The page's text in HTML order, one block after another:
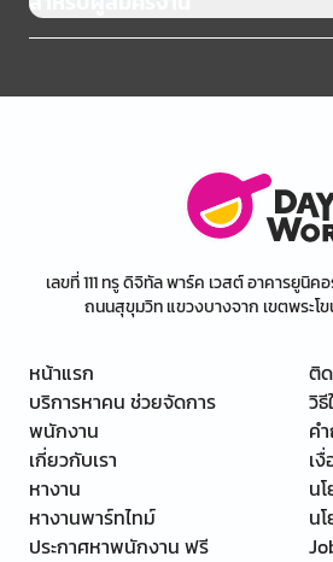
เลขที่ 111 ทรู ดิจิทัล พาร์ค เวสต์ อาคารยูนิค
ถนนสุขุมวิท แขวงบางจาก เขตพระโ
หน้าแรก
บริการหาคน ช่วยจัดการ
พนักงาน
เกี่ยวกับเรา
หางาน
หางานพาร์ทไทม์
ประกาศหาพนักงาน ฟรี
ติ
วิธี
ค
เ
น
น